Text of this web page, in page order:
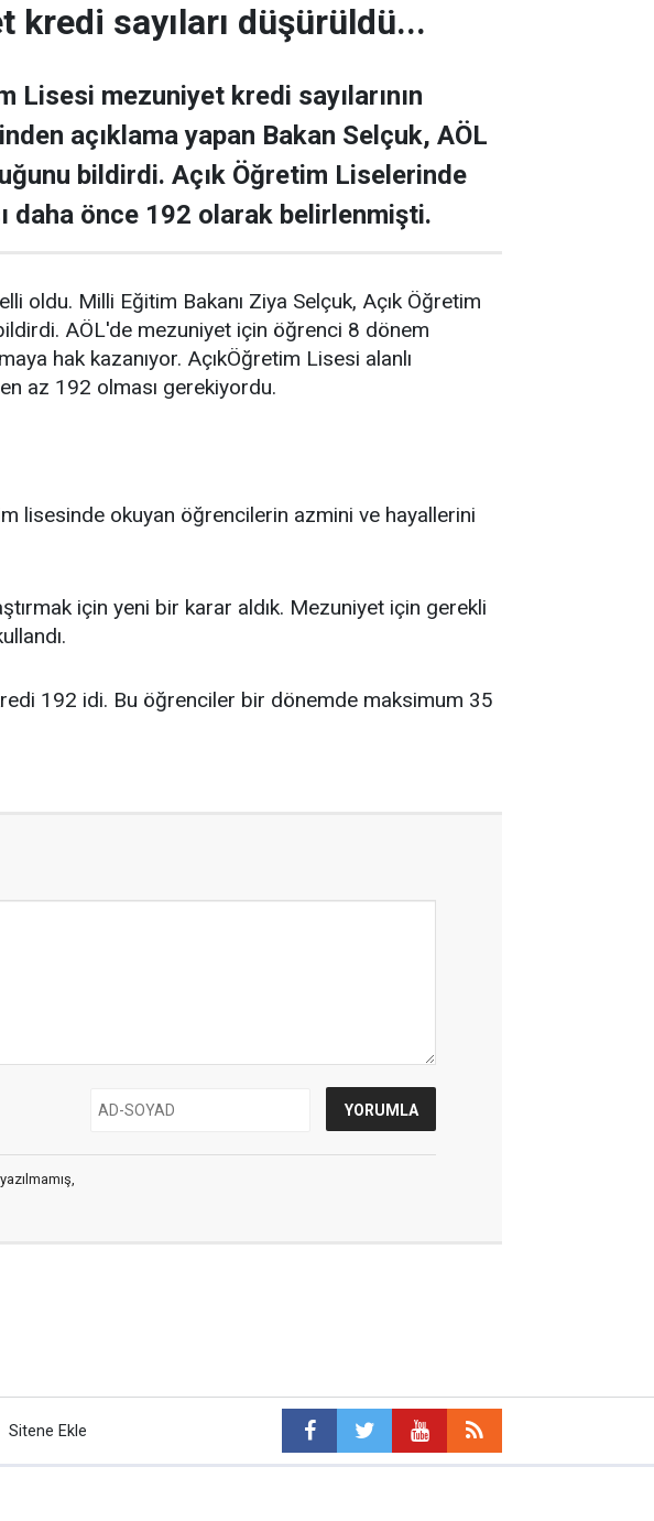
sayıları düşürüldü...
Lisesi mezuniyet kredi sayılarının
açıklama yapan Bakan Selçuk, AÖL
bildirdi. Açık Öğretim Liselerinde
daha önce 192 olarak belirlenmişti.
oldu. Milli Eğitim Bakanı Ziya Selçuk, Açık Öğretim
AÖL'de mezuniyet için öğrenci 8 dönem
hak kazanıyor. AçıkÖğretim Lisesi alanlı
az 192 olması gerekiyordu.
lisesinde okuyan öğrencilerin azmini ve hayallerini
için yeni bir karar aldık. Mezuniyet için gerekli
192 idi. Bu öğrenciler bir dönemde maksimum 35
Sitene Ekle